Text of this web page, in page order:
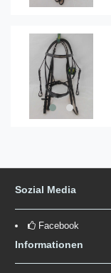
Sozial Media
Facebook
Informationen